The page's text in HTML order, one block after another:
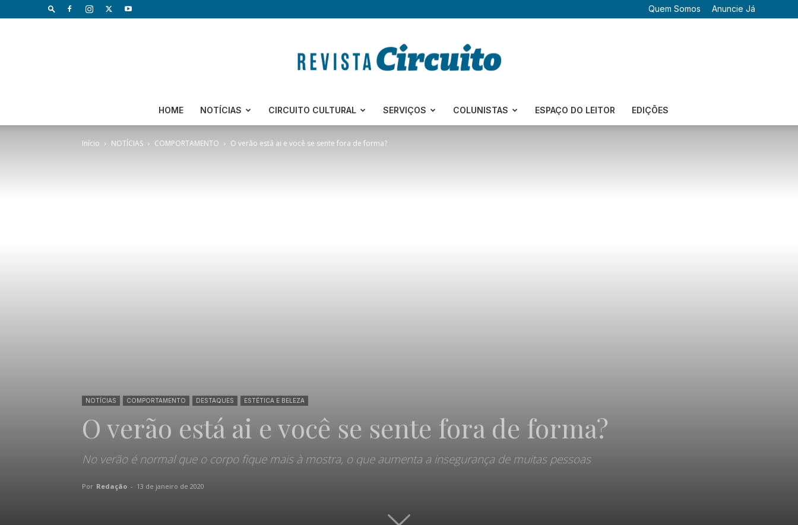
Quem Somos Anuncie Já
Revista
HOME NOTÍCIAS CIRCUITO CULTURAL SERVIÇOS COLUNISTAS ESPAÇO DO LEITOR EDIÇÕES
Início NOTÍCIAS COMPORTAMENTO O verão está ai e você se sente fora de forma?
NOTÍCIAS COMPORTAMENTO DESTAQUES ESTÉTICA E BELEZA
O verão está ai e você se sente fora de forma?
No verão é normal que o corpo fique mais à mostra, o que aumenta a insegurança de muitas pessoas
Por Redação - 13 de janeiro de 2020